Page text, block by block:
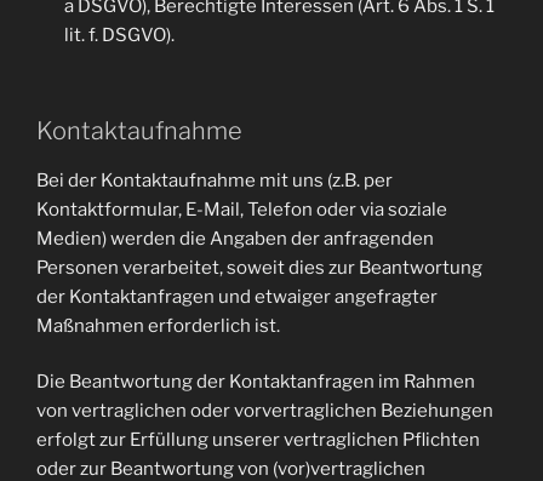
a DSGVO), Berechtigte Interessen (Art. 6 Abs. 1 S. 1
lit. f. DSGVO).
Kontaktaufnahme
Bei der Kontaktaufnahme mit uns (z.B. per
Kontaktformular, E-Mail, Telefon oder via soziale
Medien) werden die Angaben der anfragenden
Personen verarbeitet, soweit dies zur Beantwortung
der Kontaktanfragen und etwaiger angefragter
Maßnahmen erforderlich ist.
Die Beantwortung der Kontaktanfragen im Rahmen
von vertraglichen oder vorvertraglichen Beziehungen
erfolgt zur Erfüllung unserer vertraglichen Pflichten
oder zur Beantwortung von (vor)vertraglichen